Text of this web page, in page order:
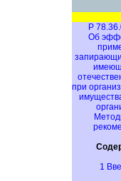
Р
Об
при
1